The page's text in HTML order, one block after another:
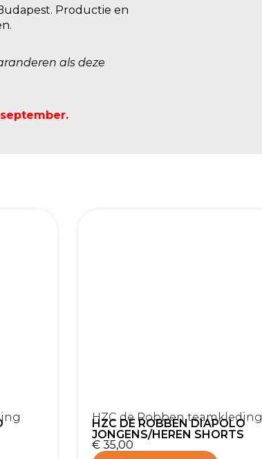
Productie en
als deze
HZC de Robben teamkleding
HZC DE ROBBEN DIAPOLO
JONGENS/HEREN SHORTS
€ 35,00